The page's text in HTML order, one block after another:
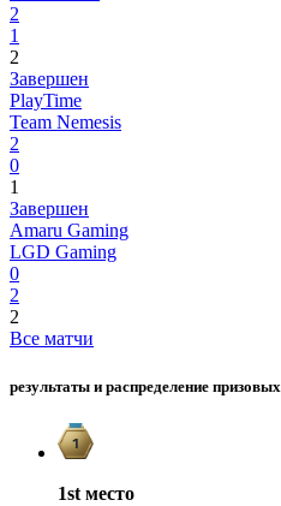
2
1
2
Завершен
PlayTime
Team Nemesis
2
0
1
Завершен
Amaru Gaming
LGD Gaming
0
2
2
Все матчи
результаты и распределение призовых
1st место